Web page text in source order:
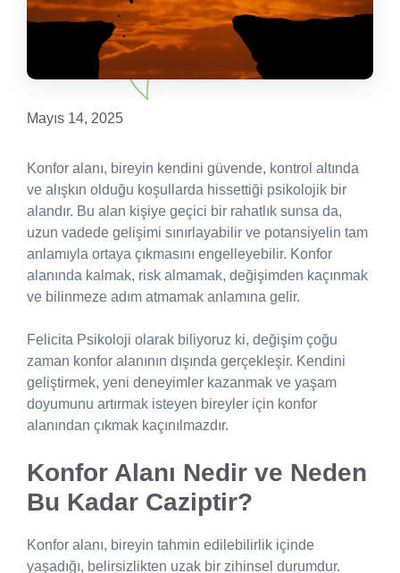
Mayıs 14, 2025
Konfor alanı, bireyin kendini güvende, kontrol altında
ve alışkın olduğu koşullarda hissettiği psikolojik bir
alandır. Bu alan kişiye geçici bir rahatlık sunsa da,
uzun vadede gelişimi sınırlayabilir ve potansiyelin tam
anlamıyla ortaya çıkmasını engelleyebilir. Konfor
alanında kalmak, risk almamak, değişimden kaçınmak
ve bilinmeze adım atmamak anlamına gelir.
Felicita Psikoloji olarak biliyoruz ki, değişim çoğu
zaman konfor alanının dışında gerçekleşir. Kendini
geliştirmek, yeni deneyimler kazanmak ve yaşam
doyumunu artırmak isteyen bireyler için konfor
alanından çıkmak kaçınılmazdır.
Konfor Alanı Nedir ve Neden
Bu Kadar Caziptir?
Konfor alanı, bireyin tahmin edilebilirlik içinde
yaşadığı, belirsizlikten uzak bir zihinsel durumdur.